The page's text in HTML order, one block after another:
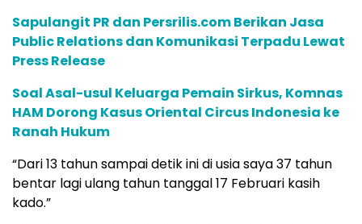
Sapulangit PR dan Persrilis.com Berikan Jasa
Public Relations dan Komunikasi Terpadu Lewat
Press Release
Soal Asal-usul Keluarga Pemain Sirkus, Komnas
HAM Dorong Kasus Oriental Circus Indonesia ke
Ranah Hukum
“Dari 13 tahun sampai detik ini di usia saya 37 tahun
bentar lagi ulang tahun tanggal 17 Februari kasih
kado.”